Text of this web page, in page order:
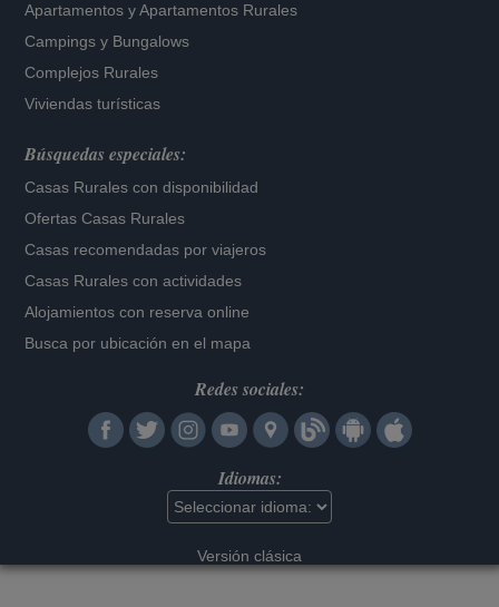
Apartamentos yApartamentos Rurales
Campings y Bungalows
Complejos Rurales
Viviendas turísticas
Búsquedas especiales:
Casas Rurales con disponibilidad
Ofertas Casas Rurales
Casas recomendadas por viajeros
Casas Rurales con actividades
Alojamientos con reserva online
Busca por ubicación en el mapa
Redes sociales:
Idiomas:
Versión clásica